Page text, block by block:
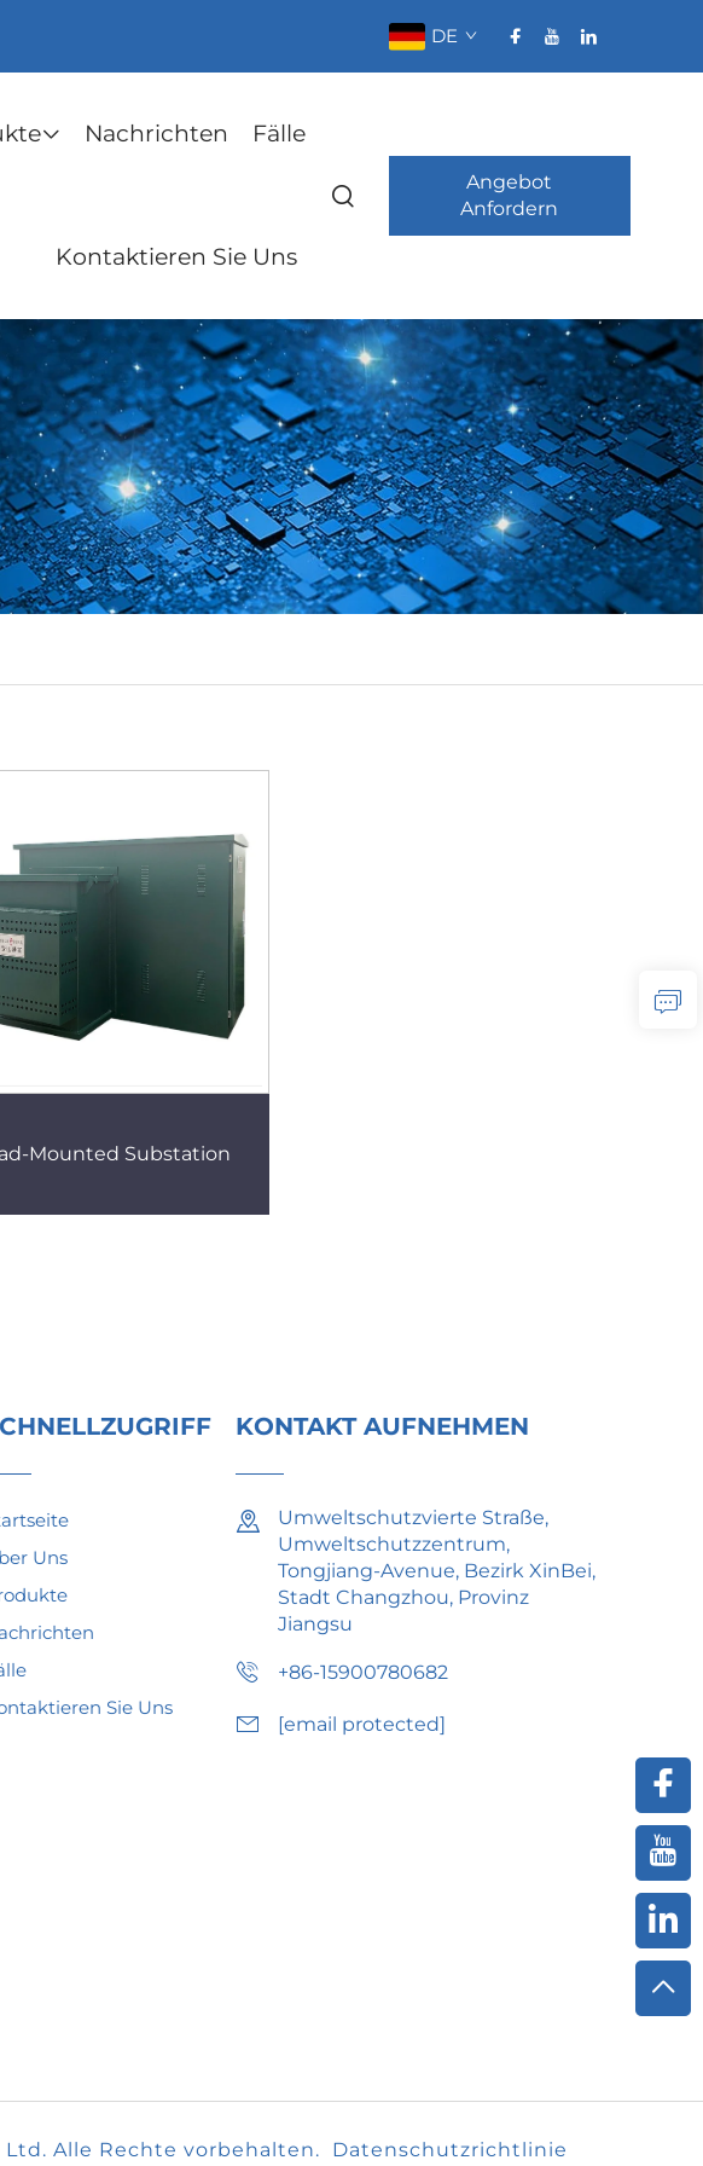
DE
Nachrichten Fälle
Kontaktieren Sie Uns
Angebot
Anfordern
Mounted Substation
Uns
Sie Uns
KONTAKT AUFNEHMEN
Umweltschutzvierte Straße,
Umweltschutzzentrum,
Tongjiang-Avenue, Bezirk XinBei,
Stadt Changzhou, Provinz
Jiangsu
+86-15900780682
[email protected]
Alle Rechte vorbehalten. Datenschutzrichtlinie